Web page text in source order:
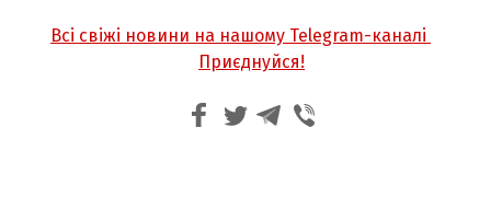
Всі свіжі новини на нашому Telegram-каналі
Приєднуйся!